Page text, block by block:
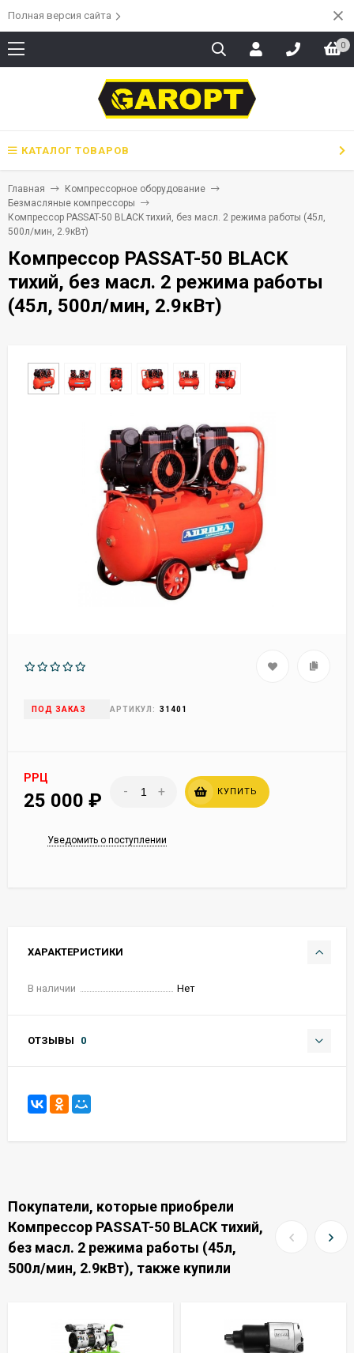
Полная версия сайта
0
КАТАЛОГ ТОВАРОВ
Главная
Компрессорное оборудование
Безмасляные компрессоры
Компрессор PASSAT-50 BLACK тихий, без масл. 2 режима работы (45л,
500л/мин, 2.9кВт)
Компрессор PASSAT-50 BLACK
тихий, без масл. 2 режима работы
(45л, 500л/мин, 2.9кВт)
ПОД ЗАКАЗ АРТИКУЛ: 31401
РРЦ
25 000 ₽ - + КУПИТЬ
Уведомить о поступлении
ХАРАКТЕРИСТИКИ
В наличии Нет
ОТЗЫВЫ 0
Покупатели, которые приобрели
Компрессор PASSAT-50 BLACK тихий,
без масл. 2 режима работы (45л,
500л/мин, 2.9кВт), также купили